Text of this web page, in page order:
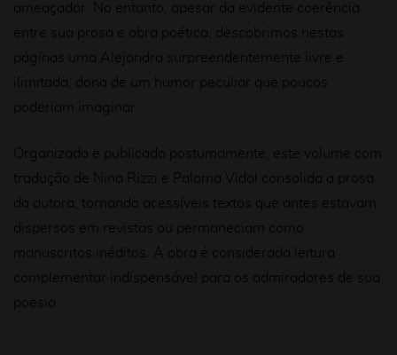
ameaçador. No entanto, apesar da evidente coerência
entre sua prosa e obra poética, descobrimos nestas
páginas uma Alejandra surpreendentemente livre e
ilimitada, dona de um humor peculiar que poucos
poderiam imaginar.
Organizado e publicado postumamente, este volume com
tradução de Nina Rizzi e Paloma Vidal consolida a prosa
da autora, tornando acessíveis textos que antes estavam
dispersos em revistas ou permaneciam como
manuscritos inéditos. A obra é considerada leitura
complementar indispensável para os admiradores de sua
poesia.